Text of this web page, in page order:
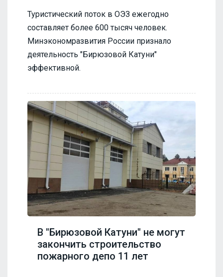
Туристический поток в ОЭЗ ежегодно
составляет более 600 тысяч человек.
Минэкономразвития России признало
деятельность "Бирюзовой Катуни"
эффективной.
В "Бирюзовой Катуни" не могут
закончить строительство
пожарного депо 11 лет